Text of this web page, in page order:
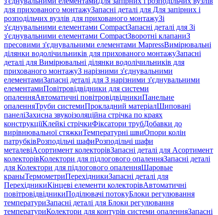
для прихованого монтажуЗапасні деталі для Для запірних і
розподільчих вузлів для прихованого монтажуЗі
з'єднувальними елементами CompactЗапасні деталі для Зі
з'єднувальними елементами CompactЗворотні клапаниЗ
пресовими з'єднувальними елементами MapressВимірювальні
ділянки водолічильників для прихованого монтажуЗапасні
деталі для Вимірювальні ділянки водолічильників для
прихованого монтажуЗ нарізними з'єднувальними
елементамиЗапасні деталі для З нарізними з'єднувальними
елементамиПовітровідвідники для системи
опаленняАвтоматичні повітровідвідникиПанельне
опаленняТруби системиПрокладний матеріалШиповані
панеліЗахисна звукоізоляційна стрічка по краях
конструкціїКлейкі стрічкиФіксатори трубДобавки до
вирівнювальної стяжкиТемпературні швиОпори колін
патрубківРозподільчі шафиРозподільчі шафи
металевіАсортимент колекторівЗапасні деталі для Асортимент
колекторівКолектори для підлогового опаленняЗапасні деталі
для Колектори для підлогового опаленняШаровые
краныТермометриПерехідникиЗапасні деталі для
ПерехідникиКінцеві елементи колекторівАвтоматичні
повітровідвідникиПоділювачі потокуБлоки регулювання
температуриЗапасні деталі для Блоки регулювання
температуриКолектори для контурів системи опаленняЗапасні